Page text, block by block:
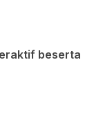
beserta